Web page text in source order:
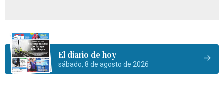
El diario de hoy
sábado, 8 de agosto de 2026